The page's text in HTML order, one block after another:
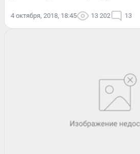
4 октября, 2018, 18:45 13 202 13